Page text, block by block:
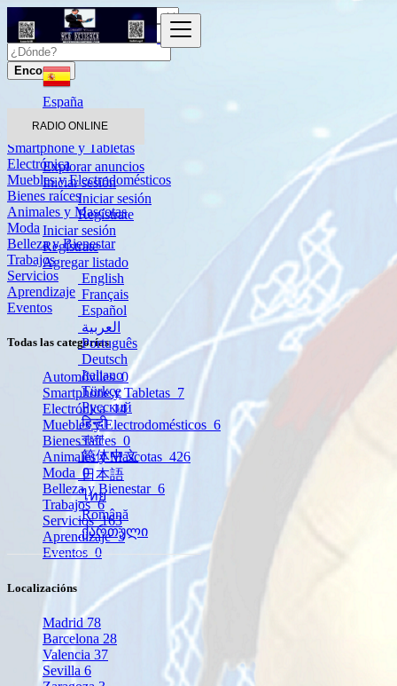
RADIO ONLINE
Explorar anuncios
Iniciar sesión
Iniciar sesión
Regístrate
Iniciar sesión
Regístrate
Agregar listado
English
Français
Español
العربية
Português
Deutsch
Italiano
Türkçe
Русский
हिन्दी
বাংলা
简体中文
日本語
ไทย
Română
ქართული
Encontrar
España
Automóviles
Smartphone y Tabletas
Electrónica
Muebles y Electrodomésticos
Bienes raíces
Animales y Mascotas
Moda
Belleza y Bienestar
Trabajos
Servicios
Aprendizaje
Eventos
Todas las categorías
Automóviles0
Smartphone y Tabletas 7
Electrónica14
Muebles y Electrodomésticos 6
Bienes raíces 0
Animales y Mascotas 426
Moda 0
Belleza y Bienestar 6
Trabajos6
Servicios163
Aprendizaje3
Eventos 0
Localizacións
Madrid78
Barcelona 28
Valencia 37
Sevilla 6